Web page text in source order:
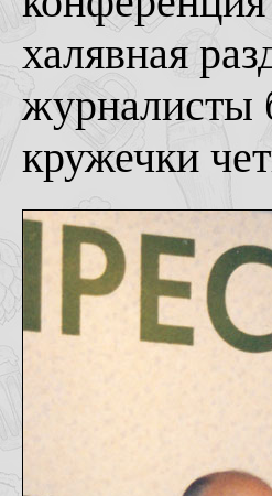
халявная
журналисты
кружечки